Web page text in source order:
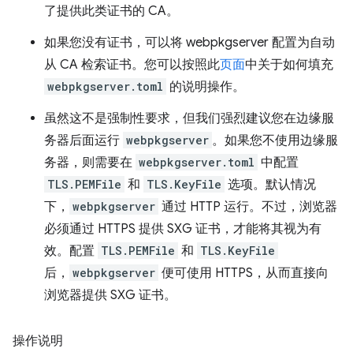
了提供此类证书的 CA。
如果您没有证书，可以将 webpkgserver 配置为自动
从 CA 检索证书。您可以按照此页面中关于如何填充
webpkgserver.toml 的说明操作。
虽然这不是强制性要求，但我们强烈建议您在边缘服
务器后面运行 webpkgserver 。如果您不使用边缘服
务器，则需要在 webpkgserver.toml 中配置
TLS.PEMFile 和 TLS.KeyFile 选项。默认情况
下， webpkgserver 通过 HTTP 运行。不过，浏览器
必须通过 HTTPS 提供 SXG 证书，才能将其视为有
效。配置 TLS.PEMFile 和 TLS.KeyFile
后， webpkgserver 便可使用 HTTPS，从而直接向
浏览器提供 SXG 证书。
操作说明